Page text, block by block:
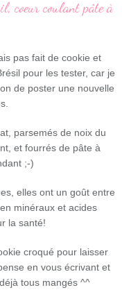
pas fait de cookie et
pour les tester, car je
de poster une nouvelle
parsemés de noix du
et fourrés de pâte à
;-)
elles ont un goût entre
minéraux et acides
la santé!
croqué pour laisser
en vous écrivant et
tous mangés ^^